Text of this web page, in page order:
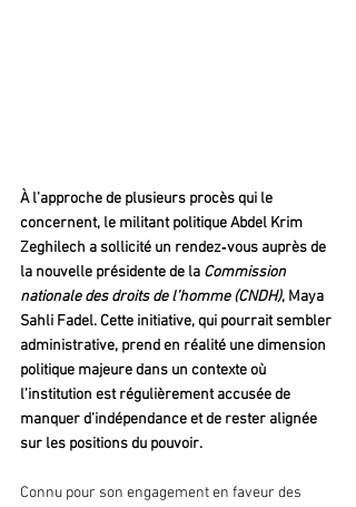
À l’approche de plusieurs procès qui le
concernent, le militant politique Abdel Krim
Zeghilech a sollicité un rendez‑vous auprès de
la nouvelle présidente de la Commission
nationale des droits de l’homme (CNDH), Maya
Sahli Fadel. Cette initiative, qui pourrait sembler
administrative, prend en réalité une dimension
politique majeure dans un contexte où
l’institution est régulièrement accusée de
manquer d’indépendance et de rester alignée
sur les positions du pouvoir.
Connu pour son engagement en faveur des